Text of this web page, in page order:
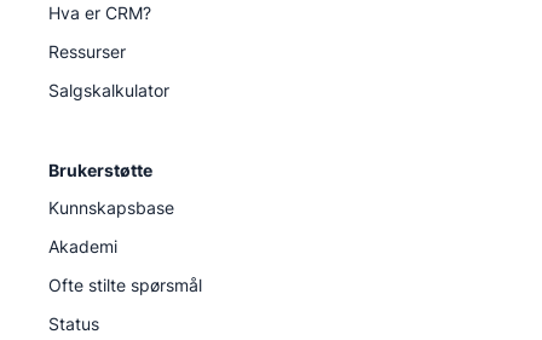
Hva er CRM?
Ressurser
Salgskalkulator
Brukerstøtte
Kunnskapsbase
Akademi
Ofte stilte spørsmål
Status